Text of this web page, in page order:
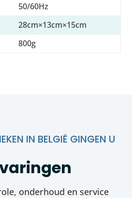
50/60Hz
28cm×13cm×15cm
800g
IN BELGIË GINGEN U
onderhoud en service